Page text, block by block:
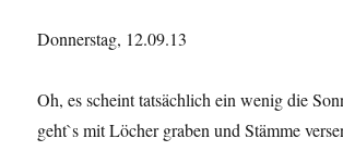
Donnerstag, 12.09.13
Oh, es scheint tatsächlich ein wenig die
geht`s mit Löcher graben und Stämme